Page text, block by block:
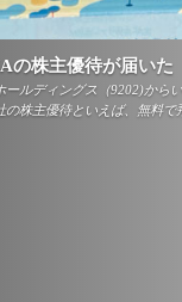
の株主優待が届いた
ールディングス（9202)から
の株主優待といえば、無料